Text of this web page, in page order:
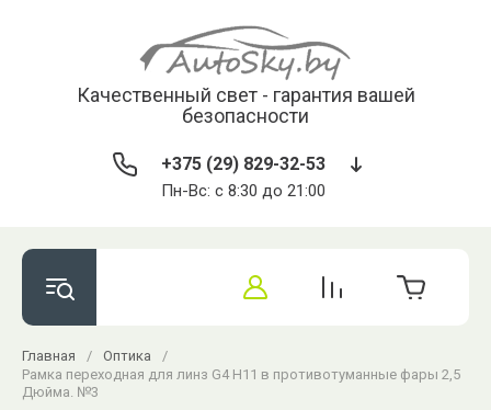
Качественный свет - гарантия вашей
безопасности
+375 (29) 829-32-53
Пн-Вс: с 8:30 до 21:00
Главная / Оптика
/
Рамка переходная для линз G4 H11 в противотуманные фары 2,5
Дюйма. №3